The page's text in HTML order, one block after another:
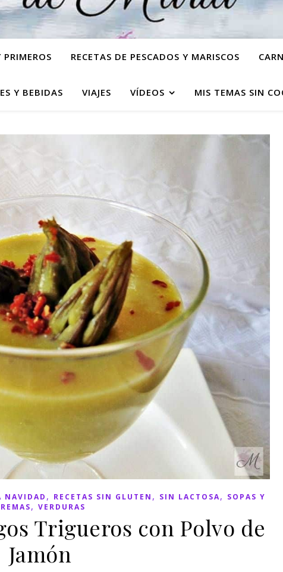
RECETAS DE PESCADOS Y MARISCOS
Y BEBIDAS VIAJES VÍDEOS MIS TEMAS SIN
NAVIDAD , RECETAS SIN GLUTEN , SIN LACTOSA, SOPAS Y
, VERDURAS
Trigueros con Polvo de
Jamón